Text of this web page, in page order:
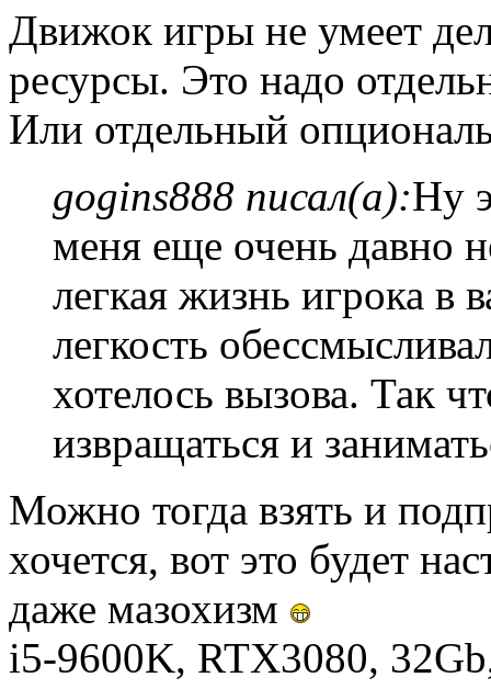
Движок игры не умеет
ресурсы. Это надо
Или отдельный
gogins888 писал(а):Ну
меня еще очень давно
легкая жизнь игрока в
легкость
хотелось вызова. Так
извращаться и
Можно тогда взять и
хочется, вот это будет
даже мазохизм
i5-9600K, RTX3080,